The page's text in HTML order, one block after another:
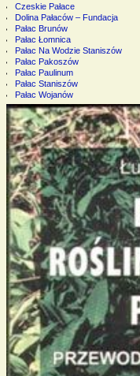
Czeskie Pałace
Dolina Pałaców – Fundacja
Pałac Brunów
Pałac Łomnica
Pałac Na Wodzie Staniszów
Pałac Pakoszów
Pałac Paulinum
Pałac Staniszów
Pałac Wojanów